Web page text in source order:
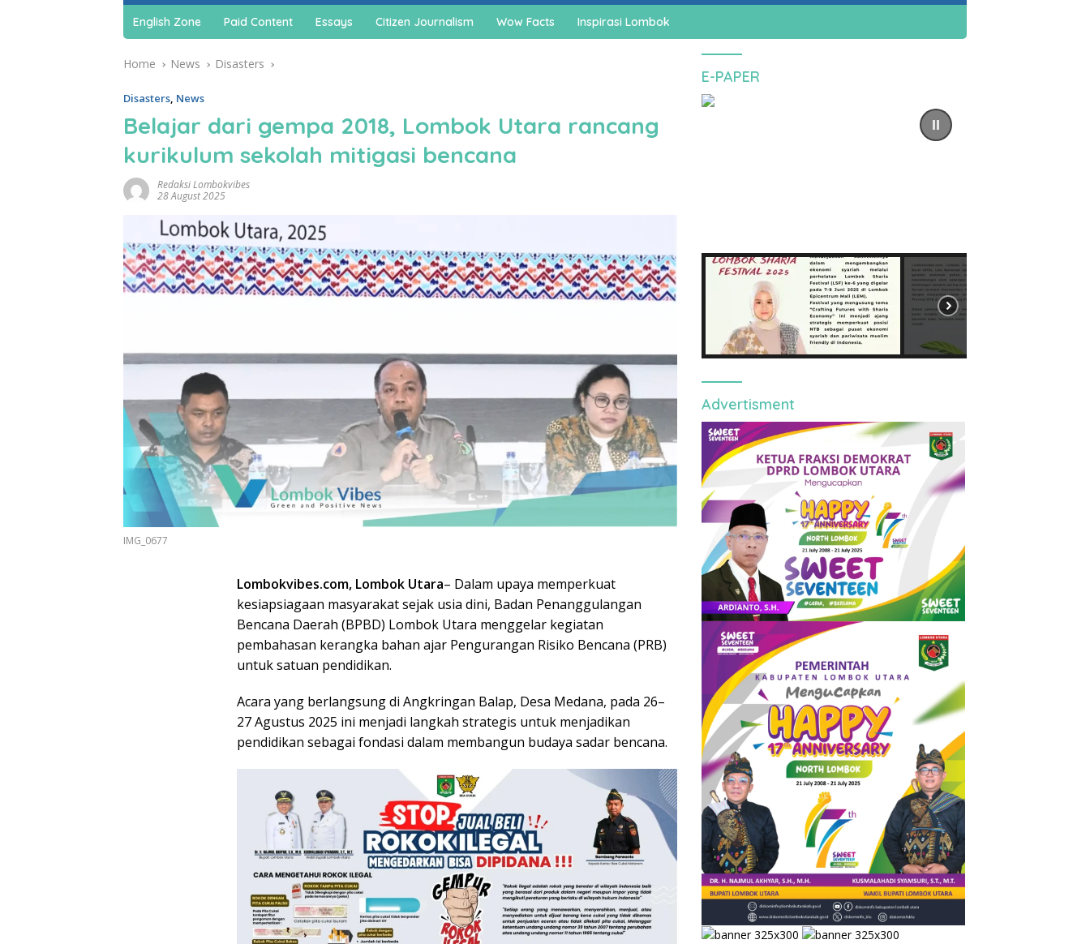
English Zone Paid Content Essays Citizen Journalism Wow Facts Inspirasi Lombok
Home News Disasters
Disasters, News
Belajar dari gempa 2018, Lombok Utara rancang
kurikulum sekolah mitigasi bencana
Redaksi Lombokvibes
28 August 2025
IMG_0677
Lombokvibes.com, Lombok Utara– Dalam upaya memperkuat
kesiapsiagaan masyarakat sejak usia dini, Badan Penanggulangan
Bencana Daerah (BPBD) Lombok Utara menggelar kegiatan
pembahasan kerangka bahan ajar Pengurangan Risiko Bencana (PRB)
untuk satuan pendidikan.
Acara yang berlangsung di Angkringan Balap, Desa Medana, pada 26–
27 Agustus 2025 ini menjadi langkah strategis untuk menjadikan
pendidikan sebagai fondasi dalam membangun budaya sadar bencana.
E-PAPER
Advertisment